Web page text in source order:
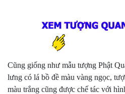
Cũng giống như mẫu tượng Phật
lưng có lá bồ đề màu vàng ngọc,
màu trắng cũng được chế tác với